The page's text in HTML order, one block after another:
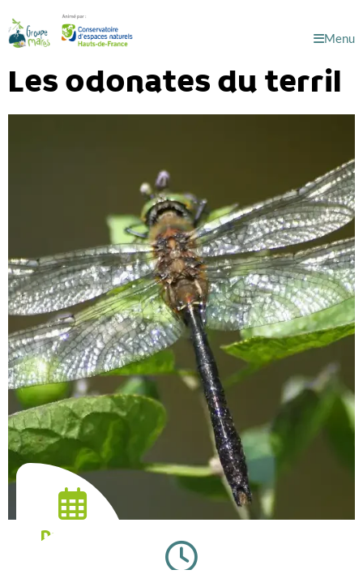
Menu
Les odonates du terril
Date :